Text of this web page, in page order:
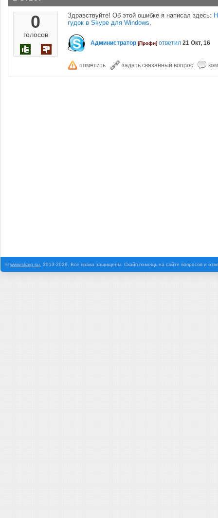
0
голосов
Здравствуйте! Об этой ошибке я написал здесь:
гудок в Skype для Windows.
Администратор [Профи] ответил 21 Окт, 16
©www.skaip.su , 2013-2026. Все права защищены. Скайп помощь на сайте вопросов и